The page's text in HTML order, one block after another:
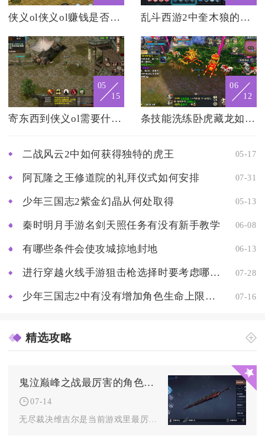
侠义ol侠义ol赚钱是否需要团队合作 乱斗西游2中奎木狼的加点该如何选取
05
15
寄东西到侠义ol需要什么地址
06
12
条技能洗练卧虎藏龙如何进行
二战风云2中如何获得独特的虎王 05-17
阿瓦隆之王修道院的礼拜仪式如何安排 07-31
少年三国志2紫金幻晶从何处取得 05-13
秦时明月手游名剑天照任务有没有新手教学 06-08
有哪些条件会使攻城掠地封地 06-13
进行穿越火线手游狙击枪选择时要考虑哪些因素 07-28
少年三国志2中有没有增加角色生命上限的技能 07-16
精选攻略
鬼泣巅峰之战最厉害的角色是谁
07-14